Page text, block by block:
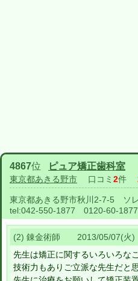
4867位 ピュア矯正歯科室
東京都あきる野市 口コミ 2件
東京都あきる野市秋川2-7-5 ソ
tel:042-550-1877 0120-60-1877
(2) 錬金術師 2013/05/07(火
先生は矯正に関するいろいろな
技術力もありご立派な先生だと